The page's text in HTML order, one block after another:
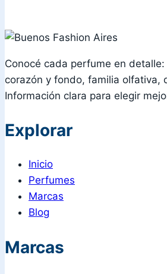
Conocé cada perfume en
corazón y fondo, familia olfativa,
Información clara para elegir
Explorar
Inicio
Perfumes
Marcas
Blog
Marcas